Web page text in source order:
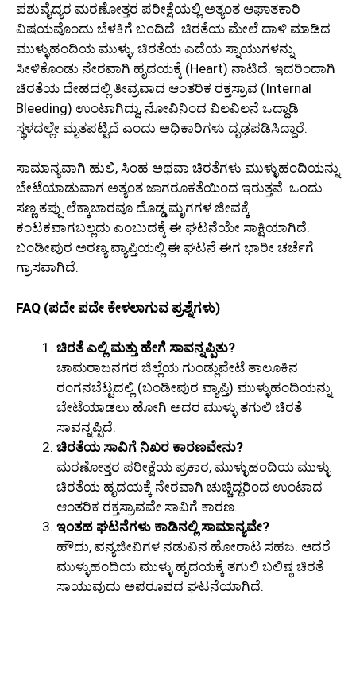
ಪಶುವೈದ್ಯರ ಮರಣೋತ್ತರ ಪರೀಕ್ಷೆಯಲ್ಲಿ ಅತ್ಯಂತ ಆಘಾತಕಾರಿ
ವಿಷಯವೊಂದು ಬೆಳಕಿಗೆ ಬಂದಿದೆ. ಚಿರತೆಯ ಮೇಲೆ ದಾಳಿ ಮಾಡಿದ
ಮುಳ್ಳುಹಂದಿಯ ಮುಳ್ಳು, ಚಿರತೆಯ ಎದೆಯ ಸ್ನಾಯುಗಳನ್ನು
ಸೀಳಿಕೊಂಡು ನೇರವಾಗಿ ಹೃದಯಕ್ಕೆ (Heart) ನಾಟಿದೆ. ಇದರಿಂದಾಗಿ
ಚಿರತೆಯ ದೇಹದಲ್ಲಿ ತೀವ್ರವಾದ ಆಂತರಿಕ ರಕ್ತಸ್ರಾವ (Internal
Bleeding) ಉಂಟಾಗಿದ್ದು, ನೋವಿನಿಂದ ವಿಲವಿಲನೆ ಒದ್ದಾಡಿ
ಸ್ಥಳದಲ್ಲೇ ಮೃತಪಟ್ಟಿದೆ ಎಂದು ಅಧಿಕಾರಿಗಳು ದೃಢಪಡಿಸಿದ್ದಾರೆ.
ಸಾಮಾನ್ಯವಾಗಿ ಹುಲಿ, ಸಿಂಹ ಅಥವಾ ಚಿರತೆಗಳು ಮುಳ್ಳುಹಂದಿಯನ್ನು
ಬೇಟೆಯಾಡುವಾಗ ಅತ್ಯಂತ ಜಾಗರೂಕತೆಯಿಂದ ಇರುತ್ತವೆ. ಒಂದು
ಸಣ್ಣ ತಪ್ಪು ಲೆಕ್ಕಾಚಾರವೂ ದೊಡ್ಡ ಮೃಗಗಳ ಜೀವಕ್ಕೆ
ಕಂಟಕವಾಗಬಲ್ಲದು ಎಂಬುದಕ್ಕೆ ಈ ಘಟನೆಯೇ ಸಾಕ್ಷಿಯಾಗಿದೆ.
ಬಂಡೀಪುರ ಅರಣ್ಯ ವ್ಯಾಪ್ತಿಯಲ್ಲಿ ಈ ಘಟನೆ ಈಗ ಭಾರೀ ಚರ್ಚೆಗೆ
ಗ್ರಾಸವಾಗಿದೆ.
FAQ (ಪದೇ ಪದೇ ಕೇಳಲಾಗುವ ಪ್ರಶ್ನೆಗಳು)
ಚಿರತೆ ಎಲ್ಲಿ ಮತ್ತು ಹೇಗೆ ಸಾವನ್ನಪ್ಪಿತು?
ಚಾಮರಾಜನಗರ ಜಿಲ್ಲೆಯ ಗುಂಡ್ಲುಪೇಟೆ ತಾಲೂಕಿನ
ರಂಗನಬೆಟ್ಟದಲ್ಲಿ (ಬಂಡೀಪುರ ವ್ಯಾಪ್ತಿ) ಮುಳ್ಳುಹಂದಿಯನ್ನು
ಬೇಟೆಯಾಡಲು ಹೋಗಿ ಅದರ ಮುಳ್ಳು ತಗುಲಿ ಚಿರತೆ
ಸಾವನ್ನಪ್ಪಿದೆ.
ಚಿರತೆಯ ಸಾವಿಗೆ ನಿಖರ ಕಾರಣವೇನು?
ಮರಣೋತ್ತರ ಪರೀಕ್ಷೆಯ ಪ್ರಕಾರ, ಮುಳ್ಳುಹಂದಿಯ ಮುಳ್ಳು
ಚಿರತೆಯ ಹೃದಯಕ್ಕೆ ನೇರವಾಗಿ ಚುಚ್ಚಿದ್ದರಿಂದ ಉಂಟಾದ
ಆಂತರಿಕ ರಕ್ತಸ್ರಾವವೇ ಸಾವಿಗೆ ಕಾರಣ.
ಇಂತಹ ಘಟನೆಗಳು ಕಾಡಿನಲ್ಲಿ ಸಾಮಾನ್ಯವೇ?
ಹೌದು, ವನ್ಯಜೀವಿಗಳ ನಡುವಿನ ಹೋರಾಟ ಸಹಜ. ಆದರೆ
ಮುಳ್ಳುಹಂದಿಯ ಮುಳ್ಳು ಹೃದಯಕ್ಕೆ ತಗುಲಿ ಬಲಿಷ್ಠ ಚಿರತೆ
ಸಾಯುವುದು ಅಪರೂಪದ ಘಟನೆಯಾಗಿದೆ.